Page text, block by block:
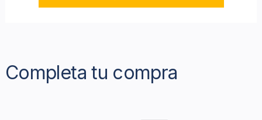
Completa tu compra